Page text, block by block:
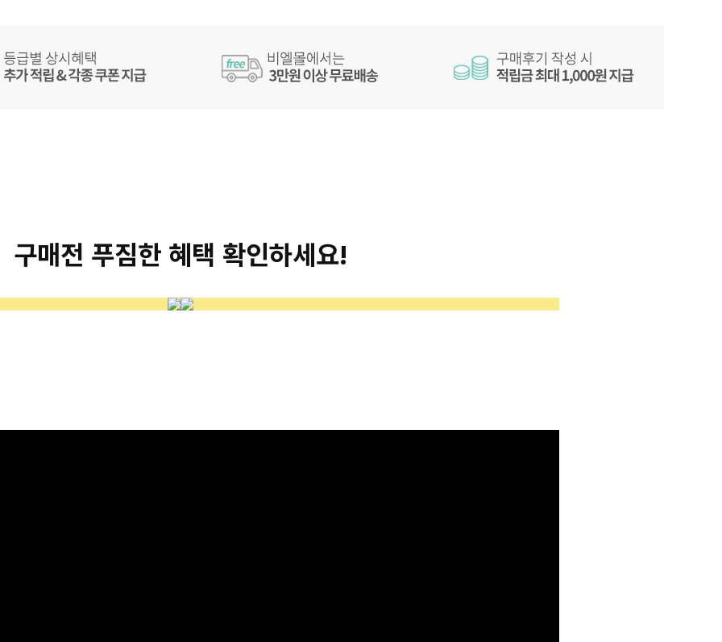
구매전 푸짐한 혜택 확인하세요!